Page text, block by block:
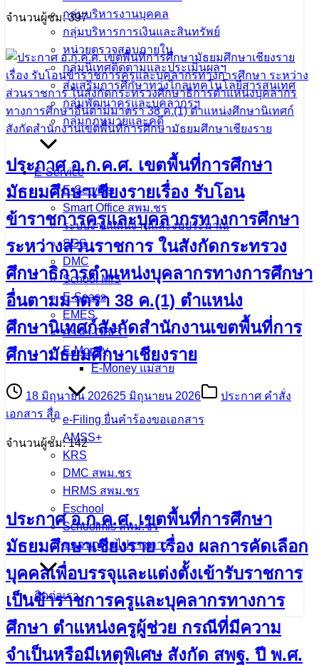
กลุ่มบริหารงานบุคคล
กลุ่มบริหารการเงินและสินทรัพย์
หน่วยตรวจสอบภายใน
กลุ่มนิเทศติดตามและประเมินผลฯ
ส่งเสริมการศึกษาทางไกลเทคโนโลยีสารสนเทศ
กลุ่มพัฒนาครูและบุคลากรฯ
กลุ่มกฎหมายและคดี
E-Service
E-Service
Smart Office สพม.ชร
ระบบงานแผนงานและงบประมาณ
SGS
DMC
School MIS
E-Seass
EMES
Asset-OBEC
E-Money
E-Money แม่สาย
e-Filing ยื่นคำร้องขอเอกสาร
AMSS+
KRS
DMC สพม.ชร
HRMS สพม.ชร
Eschool
Schoolmis สพม.ชร
ขออนุญาตไปราชการ
ติดต่อเรา
จำนวนผู้ชม: 397
ประกาศ อ.ก.ค.ศ. เขตพื้นที่การศึกษา
มัธยมศึกษาเชียงรายเรื่อง รับโอน
ข้าราชการครูและบุคลากรทางการศึกษา
ระหว่างส่วนราชการ ในสังกัดกระทรวง
ศึกษาธิการตำแหน่งบุคลากรทางการศึกษา
อื่นตามมาตรา 38 ค.(1) ตำแหน่ง
ศึกษานิเทศก์สังกัดสำนักงานเขตพื้นที่การ
ศึกษามัธยมศึกษาเชียงราย
18 มิถุนายน 202625 มิถุนายน 2026
ประกาศ คำสั่ง
เอกสาร สื่อ
จำนวนผู้ชม: 142
ประกาศ อ.ก.ค.ศ. เขตพื้นที่การศึกษา
มัธยมศึกษาเชียงราย เรื่อง ผลการคัดเลือก
บุคคลเพื่อบรรจุและแต่งตั้งเข้ารับราชการ
เป็นข้าราชการครูและบุคลากรทางการ
ศึกษา ตำแหน่งครูผู้ช่วย กรณีที่มีความ
จำเป็นหรือมีเหตุพิเศษ สังกัด สพฐ. ปี พ.ศ.